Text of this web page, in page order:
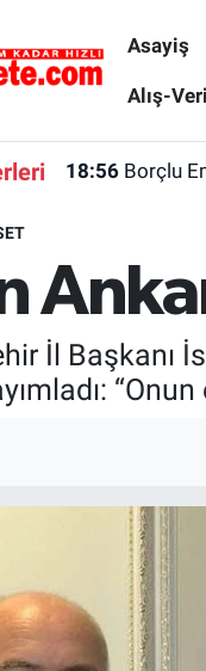
Asayiş
Alış-
18:56 Borçlu
İl Başkanı
Fikstür